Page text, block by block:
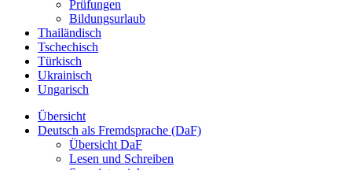
Prüfungen
Bildungsurlaub
Thailändisch
Tschechisch
Türkisch
Ukrainisch
Ungarisch
Übersicht
Deutsch als Fremdsprache (DaF)
Übersicht DaF
Lesen und Schreiben